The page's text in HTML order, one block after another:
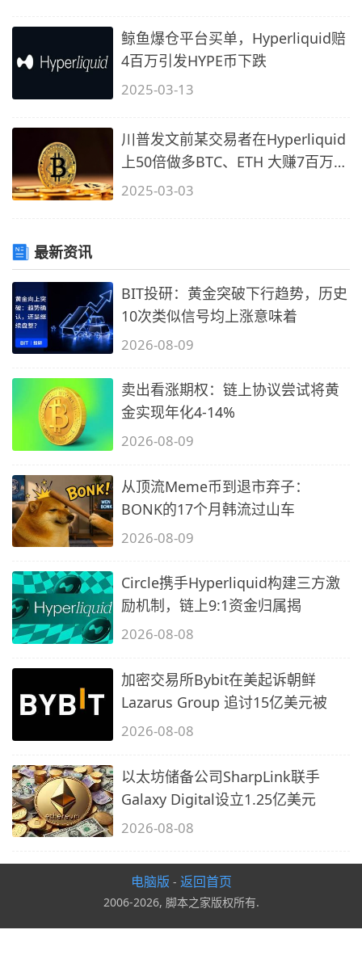
鲸鱼爆仓平台买单，Hyperliquid赔
4百万引发HYPE币下跌
2025-03-13
川普发文前某交易者在Hyperliquid
上50倍做多BTC、ETH 大赚7百万美
元
2025-03-03
最新资讯
BIT投研：黄金突破下行趋势，历史
10次类似信号均上涨意味着
2026-08-09
卖出看涨期权：链上协议尝试将黄
金实现年化4-14%
2026-08-09
从顶流Meme币到退市弃子：
BONK的17个月韩流过山车
2026-08-09
Circle携手Hyperliquid构建三方激
励机制，链上9:1资金归属揭
2026-08-08
加密交易所Bybit在美起诉朝鲜
Lazarus Group 追讨15亿美元被
2026-08-08
以太坊储备公司SharpLink联手
Galaxy Digital设立1.25亿美元
2026-08-08
电脑版 - 返回首页
2006-2026, 脚本之家版权所有.